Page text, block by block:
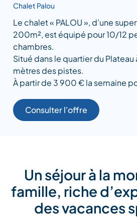
Chalet Palou
Le chalet « PALOU », d’une
200m², est équipé pour 10/12
chambres.
Situé dans le quartier du
mètres des pistes.
À partir de 3 900 € la semaine
Consulter l'offre
Un séjour à la
famille, riche
des vacances